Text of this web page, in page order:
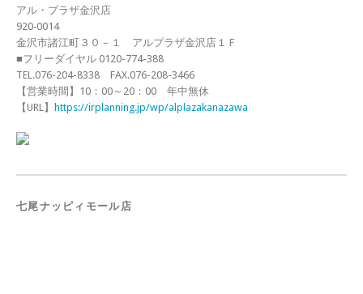
アル・プラザ金沢店
920‐0014
金沢市諸江町３０－１ アルプラザ金沢店１Ｆ
■フリーダイヤル 0120-774-388
TEL.076-204-8338 FAX.076-208-3466
【営業時間】10：00～20：00 年中無休
【URL】 https://irplanning.jp/wp/alplazakanazawa
七尾ナッピィモール店